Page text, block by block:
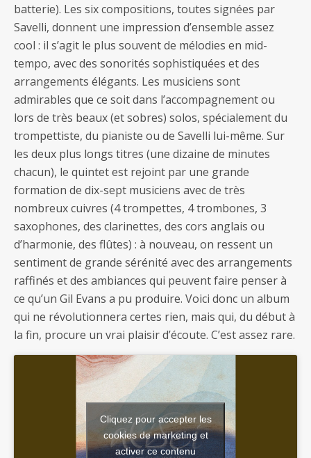
batterie). Les six compositions, toutes signées par
Savelli, donnent une impression d’ensemble assez
cool : il s’agit le plus souvent de mélodies en mid-
tempo, avec des sonorités sophistiquées et des
arrangements élégants. Les musiciens sont
admirables que ce soit dans l’accompagnement ou
lors de très beaux (et sobres) solos, spécialement du
trompettiste, du pianiste ou de Savelli lui-même. Sur
les deux plus longs titres (une dizaine de minutes
chacun), le quintet est rejoint par une grande
formation de dix-sept musiciens avec de très
nombreux cuivres (4 trompettes, 4 trombones, 3
saxophones, des clarinettes, des cors anglais ou
d’harmonie, des flûtes) : à nouveau, on ressent un
sentiment de grande sérénité avec des arrangements
raffinés et des ambiances qui peuvent faire penser à
ce qu’un Gil Evans a pu produire. Voici donc un album
qui ne révolutionnera certes rien, mais qui, du début à
la fin, procure un vrai plaisir d’écoute. C’est assez rare.
Cliquez pour accepter les
cookies de marketing et
activer ce contenu